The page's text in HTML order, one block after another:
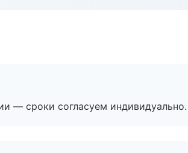
— сроки согласуем индивидуально.